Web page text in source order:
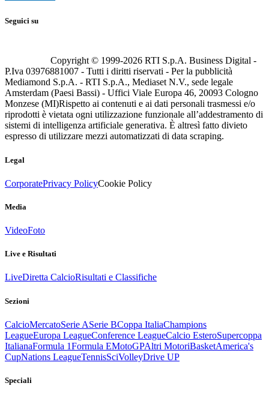
Seguici su
Copyright © 1999-2026 RTI S.p.A. Business Digital -
P.Iva 03976881007 - Tutti i diritti riservati - Per la pubblicità
Mediamond S.p.A. - RTI S.p.A., Mediaset N.V., sede legale
Amsterdam (Paesi Bassi) - Uffici Viale Europa 46, 20093 Cologno
Monzese (MI)Rispetto ai contenuti e ai dati personali trasmessi e/o
riprodotti è vietata ogni utilizzazione funzionale all’addestramento di
sistemi di intelligenza artificiale generativa. È altresì fatto divieto
espresso di utilizzare mezzi automatizzati di data scraping.
Legal
CorporatePrivacy PolicyCookie Policy
Media
VideoFoto
Live e Risultati
LiveDiretta CalcioRisultati e Classifiche
Sezioni
CalcioMercatoSerie ASerie BCoppa ItaliaChampions
LeagueEuropa LeagueConference LeagueCalcio EsteroSupercoppa
ItalianaFormula 1Formula EMotoGPAltri MotoriBasketAmerica's
CupNations LeagueTennisSciVolleyDrive UP
Speciali